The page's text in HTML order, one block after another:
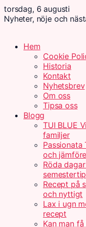
torsdag, 6 augusti
Nyheter, nöje och
Hem
Cookie
Historia
Kontakt
Nyhetsbrev
Om oss
Tipsa oss
Blogg
TUI BLUE
familjer
Passionata
och
Röda
Recept på
och nyttigt
Lax i ugn
recept
Kan man